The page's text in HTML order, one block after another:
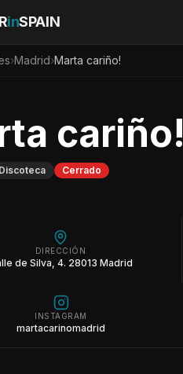
inSPAIN
›Madrid›Marta cariño!
cariño!
Discoteca Cerrado
DIRECCIÓN
de Silva, 4. 28013 Madrid
INSTAGRAM
martacarinomadrid